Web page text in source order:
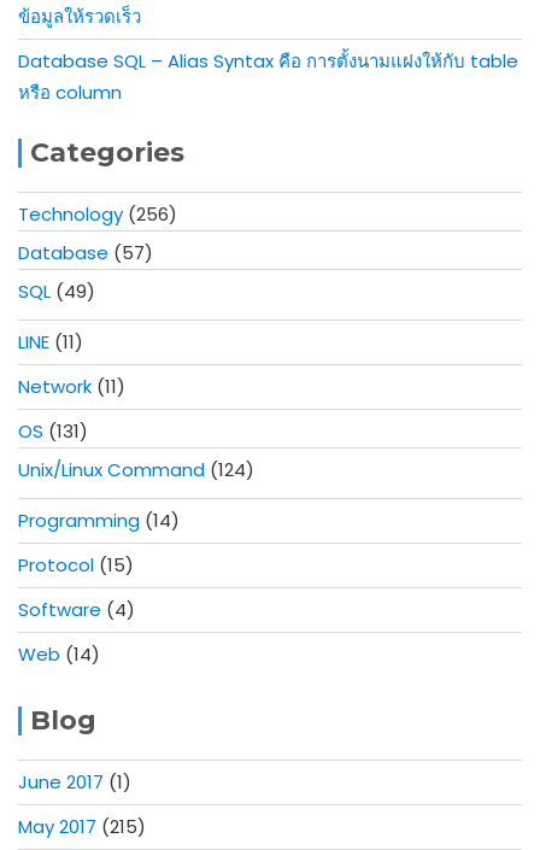
ข้อมูลให้รวดเร็ว
Database SQL – Alias Syntax คือ การตั้งนามแฝงให้กับ table
หรือ column
Categories
Technology (256)
Database (57)
SQL (49)
LINE (11)
Network (11)
OS (131)
Unix/Linux Command (124)
Programming (14)
Protocol (15)
Software (4)
Web (14)
Blog
June 2017 (1)
May 2017 (215)